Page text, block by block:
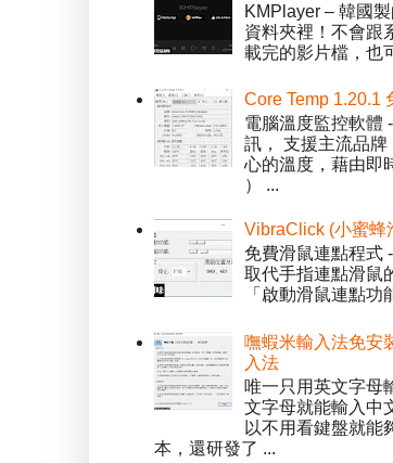
KMPlayer – 韓國
資料夾裡！不會跟
載完的影片檔，也
Core Temp 1.20.1
電腦溫度監控軟體
訊， 支援主流品
心的溫度，藉由即
） ...
VibraClick (小蜜蜂
免費滑鼠連點程式
取代手指連點滑鼠
「啟動滑鼠連點
嘸蝦米輸入法免安
入法
唯一只用英文字母
文字母就能輸入中
以不用看鍵盤就能
本，還研發了 ...